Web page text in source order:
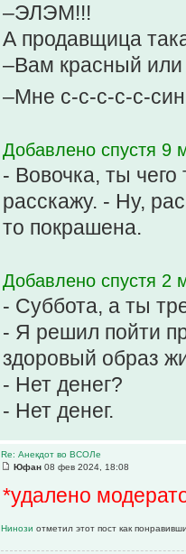
–ЭЛЭМ!!!
А продавщица
–Вам красный
–Мне с-с-с-с-с-
Добавлено спустя 9
- Вовочка, ты
расскажу. - Ну,
то покрашена.
Добавлено спустя 2
- Суббота, а ты
- Я решил пойти
здоровый образ
- Нет денег?
- Нет денег.
Re: Анекдот во ВСОЛе
Юфан 08 фев 2024, 18:08
*удалено
Нинози отметил этот пост как